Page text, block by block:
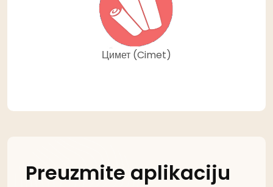
Цимет (Cimet)
Preuzmite aplikaciju